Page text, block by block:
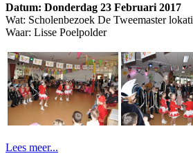
Datum: Donderdag 23 Februari 2017
Wat: Scholenbezoek De Tweemaster
Waar: Lisse Poelpolder
Lees meer...